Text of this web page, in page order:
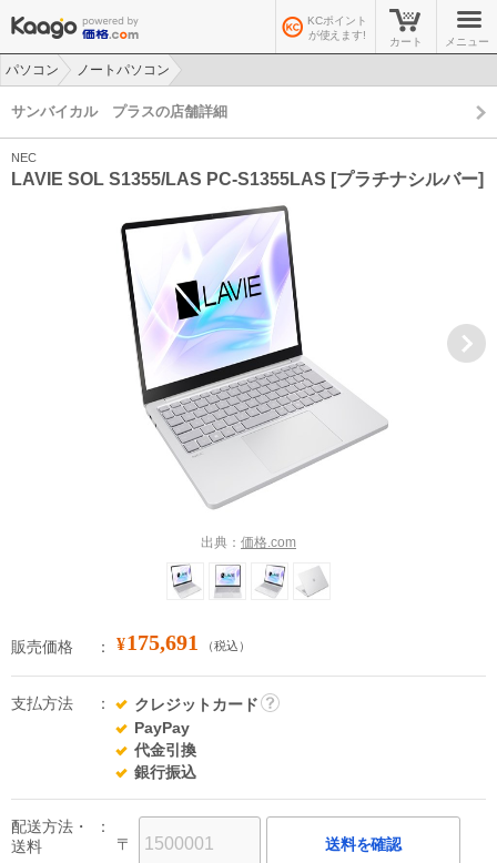
KCポイント
が使えます!
カート メニュー
パソコン
ノートパソコン
サンバイカル プラスの店舗詳細
NEC
LAVIE SOL S1355/LAS PC-S1355LAS [プラチナシルバー]
出典： 価格.com
販売価格 ¥175,691 （税込）
支払方法
クレジットカード
PayPay
代金引換
銀行振込
配送方法・
送料
〒 送料を確認